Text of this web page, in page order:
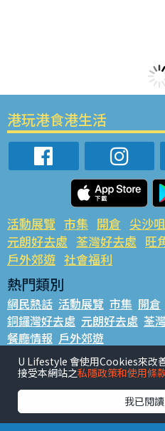
港玩港食港生活
活動展覽 市集 開倉 尖沙
元朗好去處 荃灣好去處 旺
戶外郊遊 社會福利
熱門類別
網民熱話 活動展覽 市集 開倉
銅鑼灣好去處 元朗好去處 荃
餐廳情報 戶外郊遊
熱門標籤
#UGO搵好去處 #人氣活動推介
#ULifestyle
#UJetso禮物放送
U Lifestyle 會使用Cookies來改
接受本網站之私隱政策和使用條
我已閱